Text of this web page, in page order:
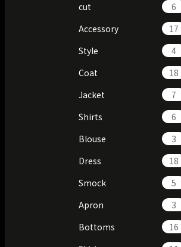
cut
6
Accessory
17
Style
4
Coat
18
Jacket
7
Shirts
6
Blouse
3
Dress
18
Smock
5
Apron
3
Bottoms
16